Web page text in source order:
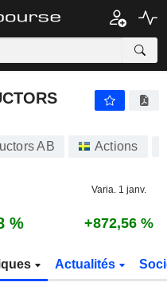
AB Actions
Varia. 1 janv.
% +872,56 %
Actualités